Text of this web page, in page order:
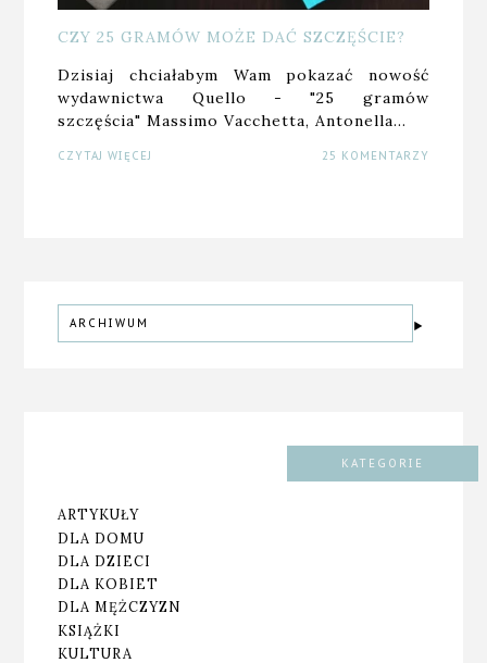
CZY 25 GRAMÓW MOŻE DAĆ SZCZĘŚCIE?
Dzisiaj chciałabym Wam pokazać nowość
wydawnictwa Quello - "25 gramów
szczęścia" Massimo Vacchetta, Antonella…
CZYTAJ WIĘCEJ 25 KOMENTARZY
ARCHIWUM
KATEGORIE
ARTYKUŁY
DLA DOMU
DLA DZIECI
DLA KOBIET
DLA MĘŻCZYZN
KSIĄŻKI
KULTURA